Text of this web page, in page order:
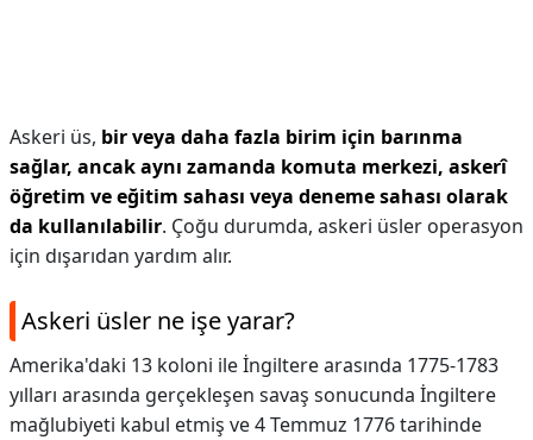
Askeri üs, bir veya daha fazla birim için barınma
sağlar, ancak aynı zamanda komuta merkezi, askerî
öğretim ve eğitim sahası veya deneme sahası olarak
da kullanılabilir. Çoğu durumda, askeri üsler operasyon
için dışarıdan yardım alır.
Askeri üsler ne işe yarar?
Amerika'daki 13 koloni ile İngiltere arasında 1775-1783
yılları arasında gerçekleşen savaş sonucunda İngiltere
mağlubiyeti kabul etmiş ve 4 Temmuz 1776 tarihinde